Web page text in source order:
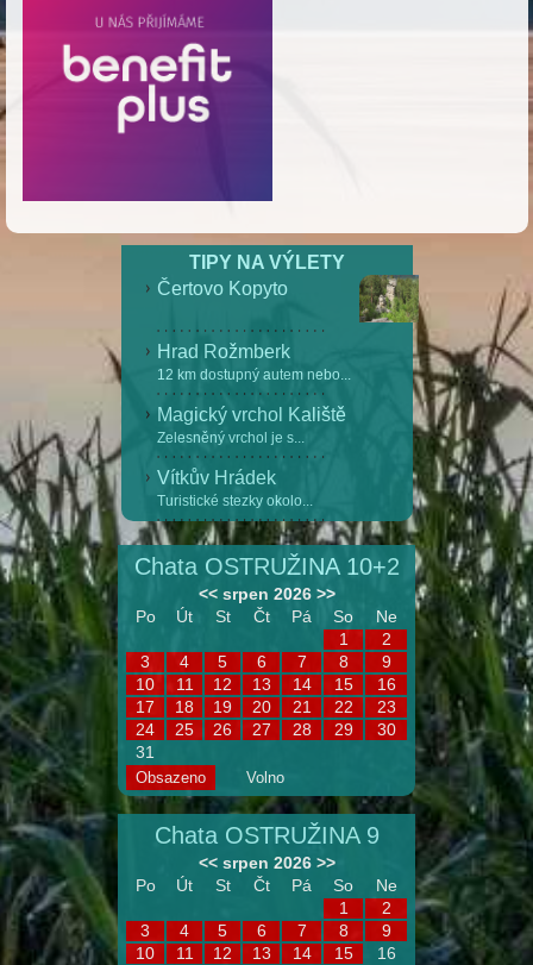
TIPY NA VÝLETY
Čertovo Kopyto
Hrad Rožmberk
12 km dostupný autem nebo...
Magický vrchol Kaliště
Zelesněný vrchol je s...
Vítkův Hrádek
Turistické stezky okolo...
Chata OSTRUŽINA 10+2
<< srpen 2026 >>
Po
Út St Čt Pá So
Ne
1
2
3
4 5 6 7 8
9
10
11 12 13 14 15
16
17
18 19 20 21 22
23
24
25 26 27 28 29
30
31
Obsazeno Volno
Chata OSTRUŽINA 9
<< srpen 2026 >>
Po
Út St Čt Pá So
Ne
1
2
3
4 5 6 7 8
9
10
11 12 13 14 15 16